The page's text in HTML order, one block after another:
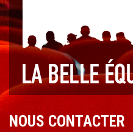
NOUS CONTACTER